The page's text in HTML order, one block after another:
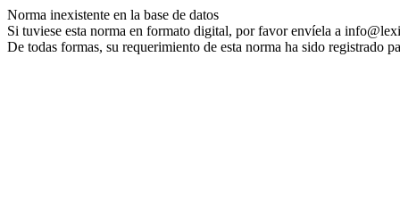
Norma inexistente en la base de datos
Si tuviese esta norma en formato digital, por favor envíela a
De todas formas, su requerimiento de esta norma ha sido registrado